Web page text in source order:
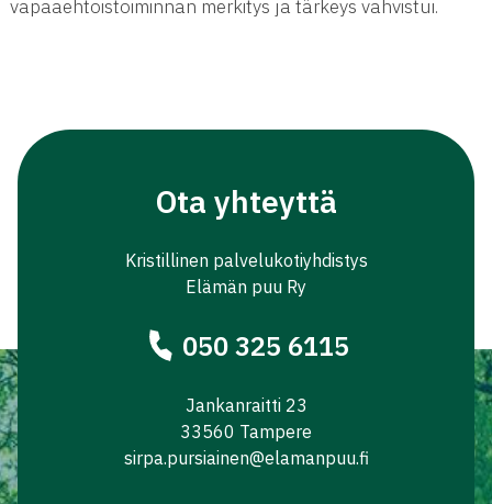
vapaaehtoistoiminnan merkitys ja tärkeys vahvistui.
Ota yhteyttä
Kristillinen palvelukotiyhdistys
Elämän puu Ry
050 325 6115
Jankanraitti 23
33560 Tampere
sirpa.pursiainen@elamanpuu.fi